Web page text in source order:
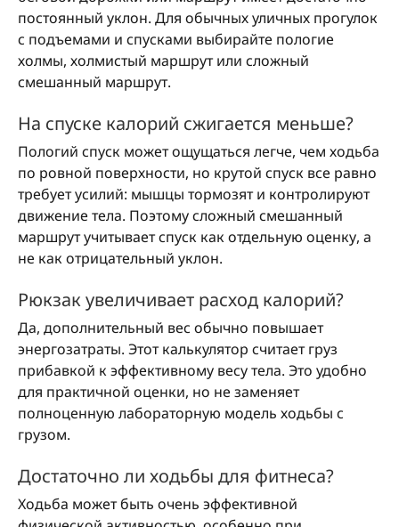
постоянный уклон. Для обычных уличных прогулок
с подъемами и спусками выбирайте пологие
холмы, холмистый маршрут или сложный
смешанный маршрут.
На спуске калорий сжигается меньше?
Пологий спуск может ощущаться легче, чем ходьба
по ровной поверхности, но крутой спуск все равно
требует усилий: мышцы тормозят и контролируют
движение тела. Поэтому сложный смешанный
маршрут учитывает спуск как отдельную оценку, а
не как отрицательный уклон.
Рюкзак увеличивает расход калорий?
Да, дополнительный вес обычно повышает
энергозатраты. Этот калькулятор считает груз
прибавкой к эффективному весу тела. Это удобно
для практичной оценки, но не заменяет
полноценную лабораторную модель ходьбы с
грузом.
Достаточно ли ходьбы для фитнеса?
Ходьба может быть очень эффективной